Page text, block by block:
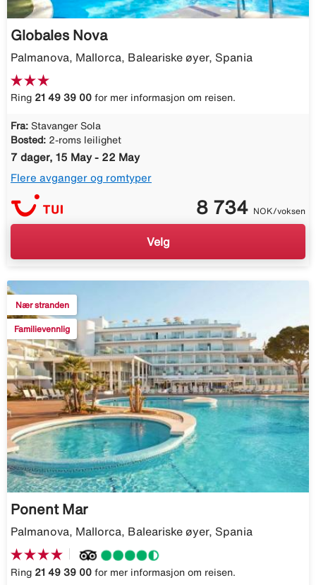
Globales Nova
Palmanova, Mallorca, Baleariske øyer, Spania
Ring 21 49 39 00 for mer informasjon om reisen.
Fra: Stavanger Sola
Bosted: 2-roms leilighet
7 dager, 15 May - 22 May
Flere avganger og romtyper
8 734 NOK/voksen
Velg
Nær stranden
Familievennlig
Ponent Mar
Palmanova, Mallorca, Baleariske øyer, Spania
Ring 21 49 39 00 for mer informasjon om reisen.